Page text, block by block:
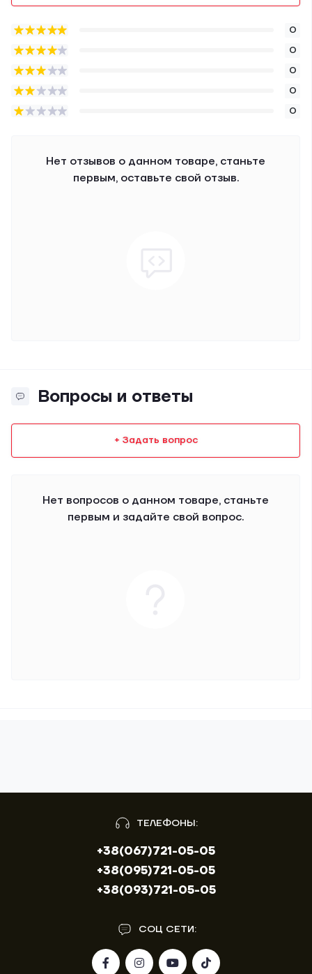
0
0
0
0
0
Нет отзывов о данном товаре, станьте
первым, оставьте свой отзыв.
Вопросы и ответы
+ Задать вопрос
Нет вопросов о данном товаре, станьте
первым и задайте свой вопрос.
ТЕЛЕФОНЫ:
+38(067)721-05-05
+38(095)721-05-05
+38(093)721-05-05
СОЦ СЕТИ: